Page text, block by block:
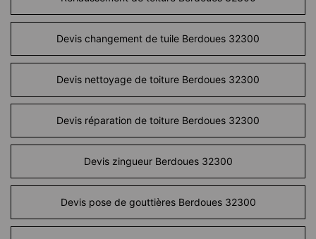
Devis changement de tuile Berdoues 32300
Devis nettoyage de toiture Berdoues 32300
Devis réparation de toiture Berdoues 32300
Devis zingueur Berdoues 32300
Devis pose de gouttières Berdoues 32300